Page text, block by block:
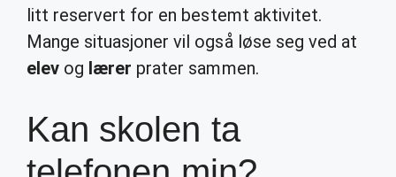
litt reservert for en bestemt aktivitet.
Mange situasjoner vil også løse seg ved at
elev og lærer prater sammen.
Kan skolen ta